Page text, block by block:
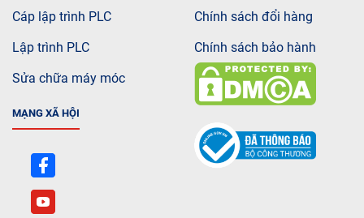
Cáp lập trình PLC
Lập trình PLC
Sửa chữa máy móc
MẠNG XÃ HỘI
Chính sách đổi hàng
Chính sách bảo hành